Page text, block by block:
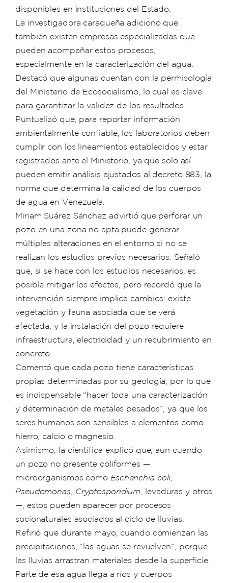
disponibles en instituciones del Estado.
La investigadora caraqueña adicionó que
también existen empresas especializadas que
pueden acompañar estos procesos,
especialmente en la caracterización del agua.
Destacó que algunas cuentan con la permisología
del Ministerio de Ecosocialismo, lo cual es clave
para garantizar la validez de los resultados.
Puntualizó que, para reportar información
ambientalmente confiable, los laboratorios deben
cumplir con los lineamientos establecidos y estar
registrados ante el Ministerio, ya que solo así
pueden emitir análisis ajustados al decreto 883, la
norma que determina la calidad de los cuerpos
de agua en Venezuela.
Miriam Suárez Sánchez advirtió que perforar un
pozo en una zona no apta puede generar
múltiples alteraciones en el entorno si no se
realizan los estudios previos necesarios. Señaló
que, si se hace con los estudios necesarios, es
posible mitigar los efectos, pero recordó que la
intervención siempre implica cambios: existe
vegetación y fauna asociada que se verá
afectada, y la instalación del pozo requiere
infraestructura, electricidad y un recubrimiento en
concreto.
Comentó que cada pozo tiene características
propias determinadas por su geología, por lo que
es indispensable “hacer toda una caracterización
y determinación de metales pesados”, ya que los
seres humanos son sensibles a elementos como
hierro, calcio o magnesio.
Asimismo, la científica explicó que, aun cuando
un pozo no presente coliformes —
microorganismos como Escherichia coli,
Pseudomonas, Cryptosporidium , levaduras y otros
—, estos pueden aparecer por procesos
socionaturales asociados al ciclo de lluvias.
Refirió que durante mayo, cuando comienzan las
precipitaciones, “las aguas se revuelven”, porque
las lluvias arrastran materiales desde la superficie.
Parte de esa agua llega a ríos y cuerpos